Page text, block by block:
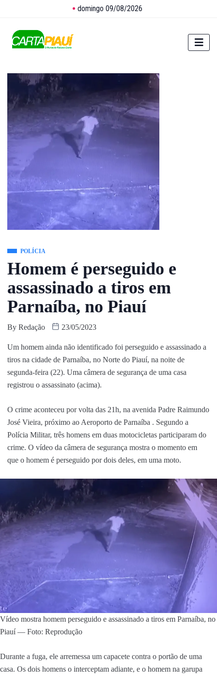
domingo 09/08/2026
POLÍCIA
Homem é perseguido e
assassinado a tiros em
Parnaíba, no Piauí
By Redação 23/05/2023
Um homem ainda não identificado foi perseguido e assassinado a
tiros na cidade de Parnaíba, no Norte do Piauí, na noite de
segunda-feira (22). Uma câmera de segurança de uma casa
registrou o assassinato (acima).
O crime aconteceu por volta das 21h, na avenida Padre Raimundo
José Vieira, próximo ao Aeroporto de Parnaíba . Segundo a
Polícia Militar, três homens em duas motocicletas participaram do
crime. O vídeo da câmera de segurança mostra o momento em
que o homem é perseguido por dois deles, em uma moto.
Vídeo mostra homem perseguido e assassinado a tiros em Parnaíba, no
Piauí — Foto: Reprodução
Durante a fuga, ele arremessa um capacete contra o portão de uma
casa. Os dois homens o interceptam adiante, e o homem na garupa